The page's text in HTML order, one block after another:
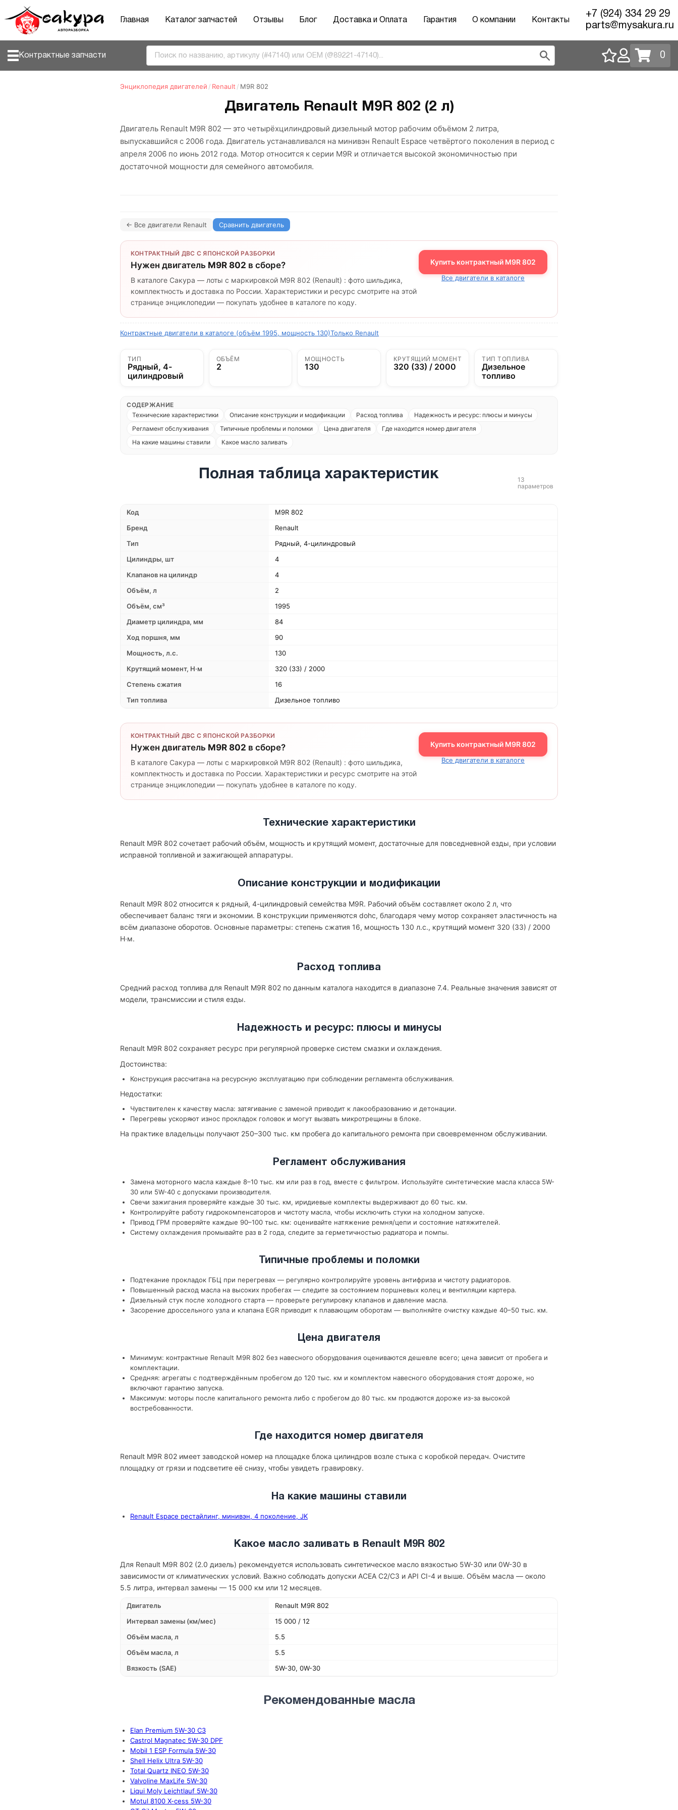
Главная Каталог запчастей Отзывы Блог Доставка и Оплата Гарантия О компании Контакты
+7 (924) 334 29 29
parts@mysakura.ru
Контрактные запчасти 0
Энциклопедия двигателей / Renault / M9R 802
Двигатель Renault M9R 802 (2 л)
Двигатель Renault M9R 802 — это четырёхцилиндровый дизельный мотор рабочим объёмом 2 литра,
выпускавшийся с 2006 года. Двигатель устанавливался на минивэн Renault Espace четвёртого поколения в период с
апреля 2006 по июнь 2012 года. Мотор относится к серии M9R и отличается высокой экономичностью при
достаточной мощности для семейного автомобиля.
← Все двигатели Renault Сравнить двигатель
КОНТРАКТНЫЙ ДВС С ЯПОНСКОЙ РАЗБОРКИ
Нужен двигатель M9R 802 в сборе?
В каталоге Сакура — лоты с маркировкой M9R 802 (Renault) : фото шильдика,
комплектность и доставка по России. Характеристики и ресурс смотрите на этой
странице энциклопедии — покупать удобнее в каталоге по коду.
Купить контрактный M9R 802
Все двигатели в каталоге
Контрактные двигатели в каталоге (объём 1995, мощность 130)Только Renault
ТИП
Рядный, 4-
цилиндровый
ОБЪЁМ
2
МОЩНОСТЬ
130
КРУТЯЩИЙ МОМЕНТ
320 (33) / 2000
ТИП ТОПЛИВА
Дизельное
топливо
СОДЕРЖАНИЕ
Технические характеристики
Описание конструкции и модификации Расход топлива
Надежность и ресурс: плюсы и минусы
Регламент обслуживания
Типичные проблемы и поломки Цена двигателя
Где находится номер двигателя
На какие машины ставили
Какое масло заливать
Полная таблица характеристик
13
параметров
Код
M9R 802
Бренд
Renault
Тип
Рядный, 4-цилиндровый
Цилиндры, шт
4
Клапанов на цилиндр
4
Объём, л
2
Объём, см³
1995
Диаметр цилиндра, мм
84
Ход поршня, мм
90
Мощность, л.с.
130
Крутящий момент, Н·м
320 (33) / 2000
Степень сжатия
16
Тип топлива
Дизельное топливо
КОНТРАКТНЫЙ ДВС С ЯПОНСКОЙ РАЗБОРКИ
Нужен двигатель M9R 802 в сборе?
В каталоге Сакура — лоты с маркировкой M9R 802 (Renault) : фото шильдика,
комплектность и доставка по России. Характеристики и ресурс смотрите на этой
странице энциклопедии — покупать удобнее в каталоге по коду.
Купить контрактный M9R 802
Все двигатели в каталоге
Технические характеристики
Renault M9R 802 сочетает рабочий объём, мощность и крутящий момент, достаточные для повседневной езды, при условии
исправной топливной и зажигающей аппаратуры.
Описание конструкции и модификации
Renault M9R 802 относится к рядный, 4-цилиндровый семейства M9R. Рабочий объём составляет около 2 л, что
обеспечивает баланс тяги и экономии. В конструкции применяются dohc, благодаря чему мотор сохраняет эластичность на
всём диапазоне оборотов. Основные параметры: степень сжатия 16, мощность 130 л.с., крутящий момент 320 (33) / 2000
Н·м.
Расход топлива
Средний расход топлива для Renault M9R 802 по данным каталога находится в диапазоне 7.4. Реальные значения зависят от
модели, трансмиссии и стиля езды.
Надежность и ресурс: плюсы и минусы
Renault M9R 802 сохраняет ресурс при регулярной проверке систем смазки и охлаждения.
Достоинства:
Конструкция рассчитана на ресурсную эксплуатацию при соблюдении регламента обслуживания.
Недостатки:
Чувствителен к качеству масла: затягивание с заменой приводит к лакообразованию и детонации.
Перегревы ускоряют износ прокладок головок и могут вызвать микротрещины в блоке.
На практике владельцы получают 250–300 тыс. км пробега до капитального ремонта при своевременном обслуживании.
Регламент обслуживания
Замена моторного масла каждые 8–10 тыс. км или раз в год, вместе с фильтром. Используйте синтетические масла класса 5W-
30 или 5W-40 с допусками производителя.
Свечи зажигания проверяйте каждые 30 тыс. км, иридиевые комплекты выдерживают до 60 тыс. км.
Контролируйте работу гидрокомпенсаторов и чистоту масла, чтобы исключить стуки на холодном запуске.
Привод ГРМ проверяйте каждые 90–100 тыс. км: оценивайте натяжение ремня/цепи и состояние натяжителей.
Систему охлаждения промывайте раз в 2 года, следите за герметичностью радиатора и помпы.
Типичные проблемы и поломки
Подтекание прокладок ГБЦ при перегревах — регулярно контролируйте уровень антифриза и чистоту радиаторов.
Повышенный расход масла на высоких пробегах — следите за состоянием поршневых колец и вентиляции картера.
Дизельный стук после холодного старта — проверьте регулировку клапанов и давление масла.
Засорение дроссельного узла и клапана EGR приводит к плавающим оборотам — выполняйте очистку каждые 40–50 тыс. км.
Цена двигателя
Минимум: контрактные Renault M9R 802 без навесного оборудования оцениваются дешевле всего; цена зависит от пробега и
комплектации.
Средняя: агрегаты с подтверждённым пробегом до 120 тыс. км и комплектом навесного оборудования стоят дороже, но
включают гарантию запуска.
Максимум: моторы после капитального ремонта либо с пробегом до 80 тыс. км продаются дороже из-за высокой
востребованности.
Где находится номер двигателя
Renault M9R 802 имеет заводской номер на площадке блока цилиндров возле стыка с коробкой передач. Очистите
площадку от грязи и подсветите её снизу, чтобы увидеть гравировку.
На какие машины ставили
Renault Espace рестайлинг, минивэн, 4 поколение, JK
Какое масло заливать в Renault M9R 802
Для Renault M9R 802 (2.0 дизель) рекомендуется использовать синтетическое масло вязкостью 5W-30 или 0W-30 в
зависимости от климатических условий. Важно соблюдать допуски ACEA C2/C3 и API CI-4 и выше. Объём масла — около
5.5 литра, интервал замены — 15 000 км или 12 месяцев.
Двигатель
Renault M9R 802
Интервал замены (км/мес)
15 000 / 12
Объём масла, л
5.5
Объём масла, л
5.5
Вязкость (SAE)
5W-30, 0W-30
Рекомендованные масла
Elan Premium 5W-30 C3
Castrol Magnatec 5W-30 DPF
Mobil 1 ESP Formula 5W-30
Shell Helix Ultra 5W-30
Total Quartz INEO 5W-30
Valvoline MaxLife 5W-30
Liqui Moly Leichtlauf 5W-30
Motul 8100 X-cess 5W-30